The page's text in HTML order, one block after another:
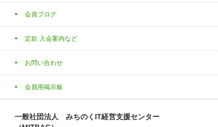
会員ブログ
定款 入会案内など
お問い合わせ
会員用掲示板
一般社団法人 みちのくIT経営支援センター